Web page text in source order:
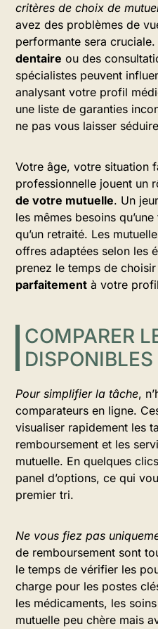
critères de choix de
avez des problèmes de
performante sera
dentaire ou des
spécialistes peuvent
analysant votre profil
une liste de garanties
ne pas vous laisser
Votre âge, votre situation
professionnelle jouent un
de votre mutuelle. Un
les mêmes besoins
qu’un retraité. Les
offres adaptées selon les
prenez le temps de
parfaitement à votre
COMPARER
DISPONIBLES
Pour simplifier la tâche,
comparateurs en ligne.
visualiser rapidement les
remboursement et les
mutuelle. En quelques
panel d’options, ce qui
premier tri.
Ne vous fiez pas
de remboursement sont
le temps de vérifier les
charge pour les postes
les médicaments, les
mutuelle peu chère mais